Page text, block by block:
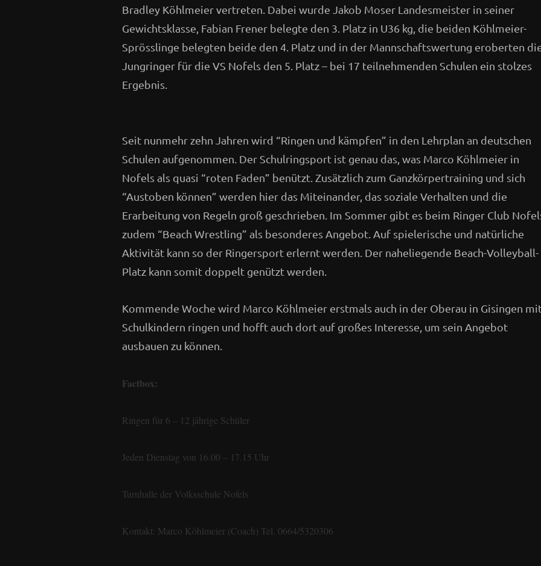
Bradley Köhlmeier vertreten. Dabei wurde Jakob Moser Landesmeister in seiner
Gewichtsklasse, Fabian Frener belegte den 3. Platz in U36 kg, die beiden Köhlmeier-
Sprösslinge belegten beide den 4. Platz und in der Mannschaftswertung eroberten
Jungringer für die VS Nofels den 5. Platz – bei 17 teilnehmenden Schulen ein stolzes
Ergebnis.
Seit nunmehr zehn Jahren wird “Ringen und kämpfen” in den Lehrplan an deutschen
Schulen aufgenommen. Der Schulringsport ist genau das, was Marco Köhlmeier in
Nofels als quasi “roten Faden” benützt. Zusätzlich zum Ganzkörpertraining und sich
“Austoben können” werden hier das Miteinander, das soziale Verhalten und die
Erarbeitung von Regeln groß geschrieben. Im Sommer gibt es beim Ringer Club
zudem “Beach Wrestling” als besonderes Angebot. Auf spielerische und natürliche
Aktivität kann so der Ringersport erlernt werden. Der naheliegende Beach-Volleyball-
Platz kann somit doppelt genützt werden.
Kommende Woche wird Marco Köhlmeier erstmals auch in der Oberau in Gisingen
Schulkindern ringen und hofft auch dort auf großes Interesse, um sein Angebot
ausbauen zu können.
Factbox:
Ringen für 6 – 12 jährige Schüler
Jeden Dienstag von 16.00 – 17.15 Uhr
Turnhalle der Volksschule Nofels
Kontakt: Marco Köhlmeier (Coach) Tel. 0664/5320306